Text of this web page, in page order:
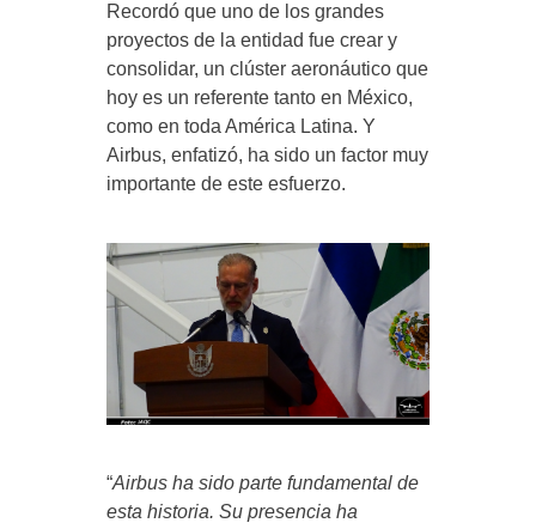
Recordó que uno de los grandes
proyectos de la entidad fue crear y
consolidar, un clúster aeronáutico que
hoy es un referente tanto en México,
como en toda América Latina. Y
Airbus, enfatizó, ha sido un factor muy
importante de este esfuerzo.
“Airbus ha sido parte fundamental de
esta historia. Su presencia ha